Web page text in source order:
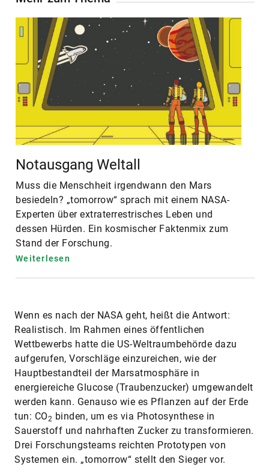
Notausgang Weltall
Muss die Menschheit irgendwann den Mars
besiedeln? „tomorrow“ sprach mit einem NASA-
Experten über extraterrestrisches Leben und
dessen Hürden. Ein kosmischer Faktenmix zum
Stand der Forschung.
Weiterlesen
Wenn es nach der NASA geht, heißt die Antwort:
Realistisch. Im Rahmen eines öffentlichen
Wettbewerbs hatte die US-Weltraumbehörde dazu
aufgerufen, Vorschläge einzureichen, wie der
Hauptbestandteil der Marsatmosphäre in
energiereiche Glucose (Traubenzucker) umgewandelt
werden kann. Genauso wie es Pflanzen auf der Erde
tun: CO2 binden, um es via Photosynthese in
Sauerstoff und nahrhaften Zucker zu transformieren.
Drei Forschungsteams reichten Prototypen von
Systemen ein. „tomorrow“ stellt den Sieger vor.